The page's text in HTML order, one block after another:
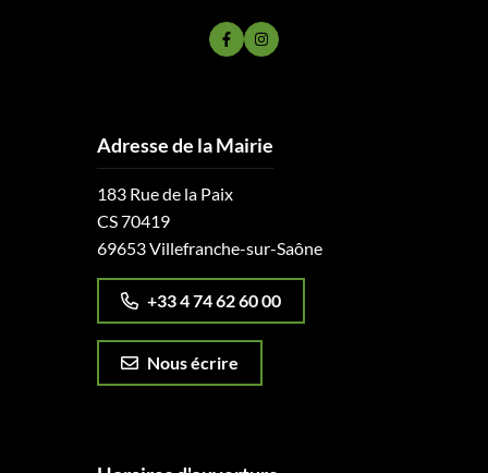
Lien vers le compte Facebook
Lien vers le compte Instagram
Adresse de la Mairie
183 Rue de la Paix
CS 70419
69653 Villefranche-sur-Saône
+33 4 74 62 60 00
Nous écrire